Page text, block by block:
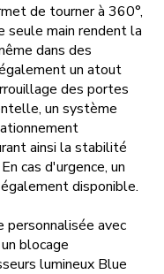
?
de tourner à 360°,
seule main rendent la
dans des
un atout
des portes
un système
ainsi la stabilité
cas d'urgence, un
disponible.
avec
blocage
lumineux Blue